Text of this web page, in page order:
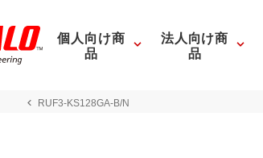
個人向け商
品
法人向け商
品
RUF3-KS128GA-B/N